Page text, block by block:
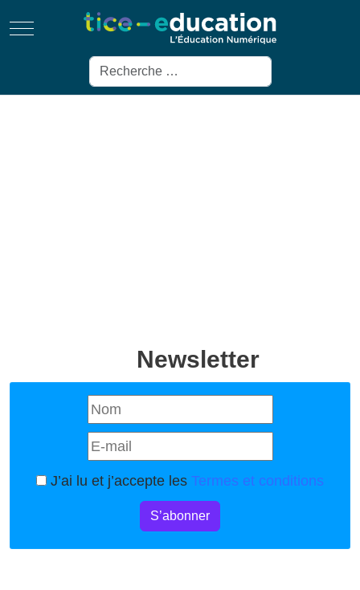
Mobile Menu Toggle
Rechercher
Newsletter
J’ai lu et j’accepte les Termes et conditions
S’abonner